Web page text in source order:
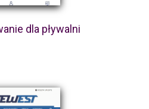
dla pływalni